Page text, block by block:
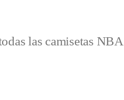
las camisetas NBA